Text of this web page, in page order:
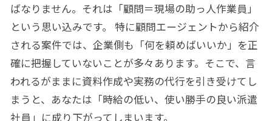
ばなりません。それは「顧問＝現場の助っ人作業員」
という思い込みです。 特に顧問エージェントから紹介
される案件では、企業側も「何を頼めばいいか」を正
確に把握していないことが多々あります。そこで、言
われるがままに資料作成や実務の代行を引き受けてし
まうと、あなたは「時給の低い、使い勝手の良い派遣
社員」に成り下がってしまいます。